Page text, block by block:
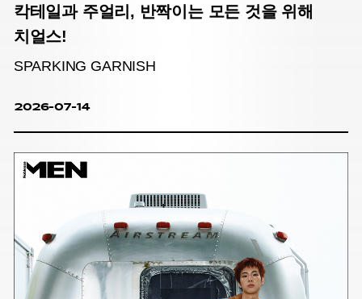
칵테일과 주얼리, 반짝이는 모든 것을 위해
치얼스!
SPARKING GARNISH
2026-07-14